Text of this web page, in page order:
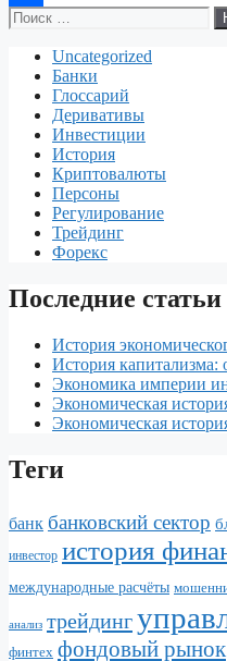
Отправить
Поиск:
Uncategorized
Банки
Глоссарий
Деривативы
Инвестиции
История
Криптовалюты
Персоны
Регулирование
Трейдинг
Форекс
Последние статьи
История
История капитализма:
Экономика империи
Экономическая
Экономическая
Теги
банк банковский сектор
инвестор история
международные расчёты
анализ трейдинг
финтех фондовый рынок